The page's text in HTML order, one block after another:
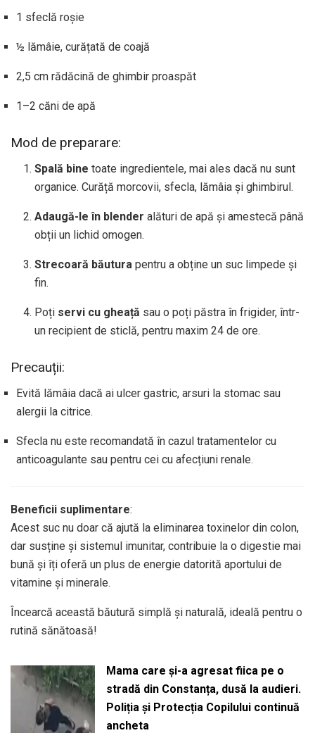
1 sfeclă roșie
½ lămâie, curățată de coajă
2,5 cm rădăcină de ghimbir proaspăt
1–2 căni de apă
Mod de preparare:
Spală bine toate ingredientele, mai ales dacă nu sunt
organice. Curăță morcovii, sfecla, lămâia și ghimbirul.
Adaugă-le în blender alături de apă și amestecă până
obții un lichid omogen.
Strecoară băutura pentru a obține un suc limpede și
fin.
Poți servi cu gheață sau o poți păstra în frigider, într-
un recipient de sticlă, pentru maxim 24 de ore.
Precauții:
Evită lămâia dacă ai ulcer gastric, arsuri la stomac sau
alergii la citrice.
Sfecla nu este recomandată în cazul tratamentelor cu
anticoagulante sau pentru cei cu afecțiuni renale.
Beneficii suplimentare:
Acest suc nu doar că ajută la eliminarea toxinelor din colon,
dar susține și sistemul imunitar, contribuie la o digestie mai
bună și îți oferă un plus de energie datorită aportului de
vitamine și minerale.
Încearcă această băutură simplă și naturală, ideală pentru o
rutină sănătoasă!
Mama care și-a agresat fiica pe o
stradă din Constanța, dusă la audieri.
Poliția și Protecția Copilului continuă
ancheta